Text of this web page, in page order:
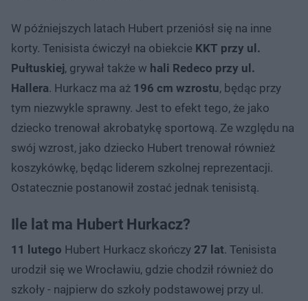
W późniejszych latach Hubert przeniósł się na inne
korty. Tenisista ćwiczył na obiekcie KKT przy ul.
Pułtuskiej, grywał także w hali Redeco przy ul.
Hallera. Hurkacz ma aż 196 cm wzrostu, będąc przy
tym niezwykle sprawny. Jest to efekt tego, że jako
dziecko trenował akrobatykę sportową. Ze względu na
swój wzrost, jako dziecko Hubert trenował również
koszykówkę, będąc liderem szkolnej reprezentacji.
Ostatecznie postanowił zostać jednak tenisistą.
Ile lat ma Hubert Hurkacz?
11 lutego Hubert Hurkacz skończy 27 lat. Tenisista
urodził się we Wrocławiu, gdzie chodził również do
szkoły - najpierw do szkoły podstawowej przy ul.